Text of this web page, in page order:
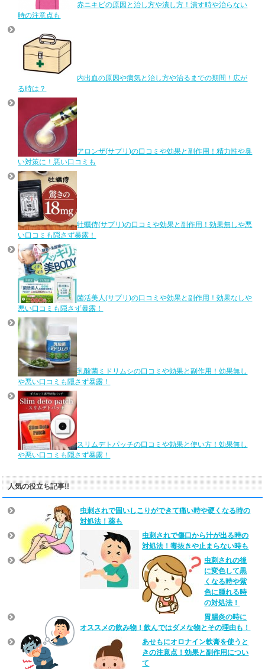
赤ニキビの原因と治し方や潰し方！潰す時や治らない
時の注意点も
内出血の原因や病気と治し方や治るまでの期間！広が
る時は？
アロンザ(サプリ)の口コミや効果と副作用！精力性や臭
い対策に！悪い口コミも
牡蠣侍(サプリ)の口コミや効果と副作用！効果無しや悪
い口コミも隠さず暴露！
菌活美人(サプリ)の口コミや効果と副作用！効果なしや
悪い口コミも隠さず暴露！
乳酸菌ミドリムシの口コミや効果と副作用！効果無し
や悪い口コミも隠さず暴露！
スリムデトパッチの口コミや効果と使い方！効果無し
や悪い口コミも隠さず暴露！
人気の役立ち記事!!
虫刺されで固いしこりができて痛い時や硬くなる時の
対処法！薬も
虫刺されで傷口から汁が出る時の
対処法！毒抜きや止まらない時も
虫刺されの後
に変色して黒
くなる時や紫
色に腫れる時
の対処法！
胃腸炎の時に
オススメの飲み物！飲んではダメな物とその理由も！
あせもにオロナイン軟膏を使うと
きの注意点！効果と副作用につい
て